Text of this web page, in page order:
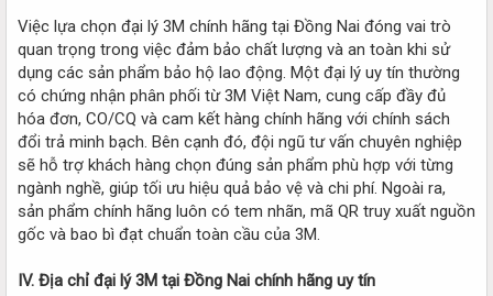
Việc lựa chọn đại lý 3M chính hãng tại Đồng Nai đóng vai trò
quan trọng trong việc đảm bảo chất lượng và an toàn khi sử
dụng các sản phẩm bảo hộ lao động. Một đại lý uy tín thường
có chứng nhận phân phối từ 3M Việt Nam, cung cấp đầy đủ
hóa đơn, CO/CQ và cam kết hàng chính hãng với chính sách
đổi trả minh bạch. Bên cạnh đó, đội ngũ tư vấn chuyên nghiệp
sẽ hỗ trợ khách hàng chọn đúng sản phẩm phù hợp với từng
ngành nghề, giúp tối ưu hiệu quả bảo vệ và chi phí. Ngoài ra,
sản phẩm chính hãng luôn có tem nhãn, mã QR truy xuất nguồn
gốc và bao bì đạt chuẩn toàn cầu của 3M.
IV. Địa chỉ đại lý 3M tại Đồng Nai chính hãng uy tín